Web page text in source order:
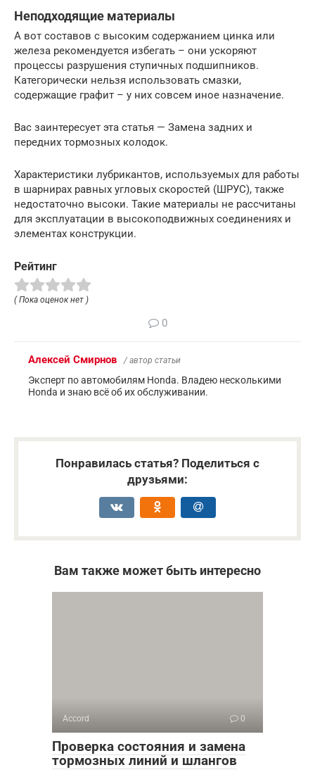
Неподходящие материалы
А вот составов с высоким содержанием цинка или
железа рекомендуется избегать – они ускоряют
процессы разрушения ступичных подшипников.
Категорически нельзя использовать смазки,
содержащие графит – у них совсем иное назначение.
Вас заинтересует эта статья — Замена задних и
передних тормозных колодок.
Характеристики лубрикантов, используемых для работы
в шарнирах равных угловых скоростей (ШРУС), также
недостаточно высоки. Такие материалы не рассчитаны
для эксплуатации в высокоподвижных соединениях и
элементах конструкции.
Рейтинг
( Пока оценок нет )
0
Алексей Смирнов / автор статьи
Эксперт по автомобилям Honda. Владею несколькими
Honda и знаю всё об их обслуживании.
Понравилась статья? Поделиться с
друзьями:
Вам также может быть интересно
Accord 0
Проверка состояния и замена
тормозных линий и шлангов